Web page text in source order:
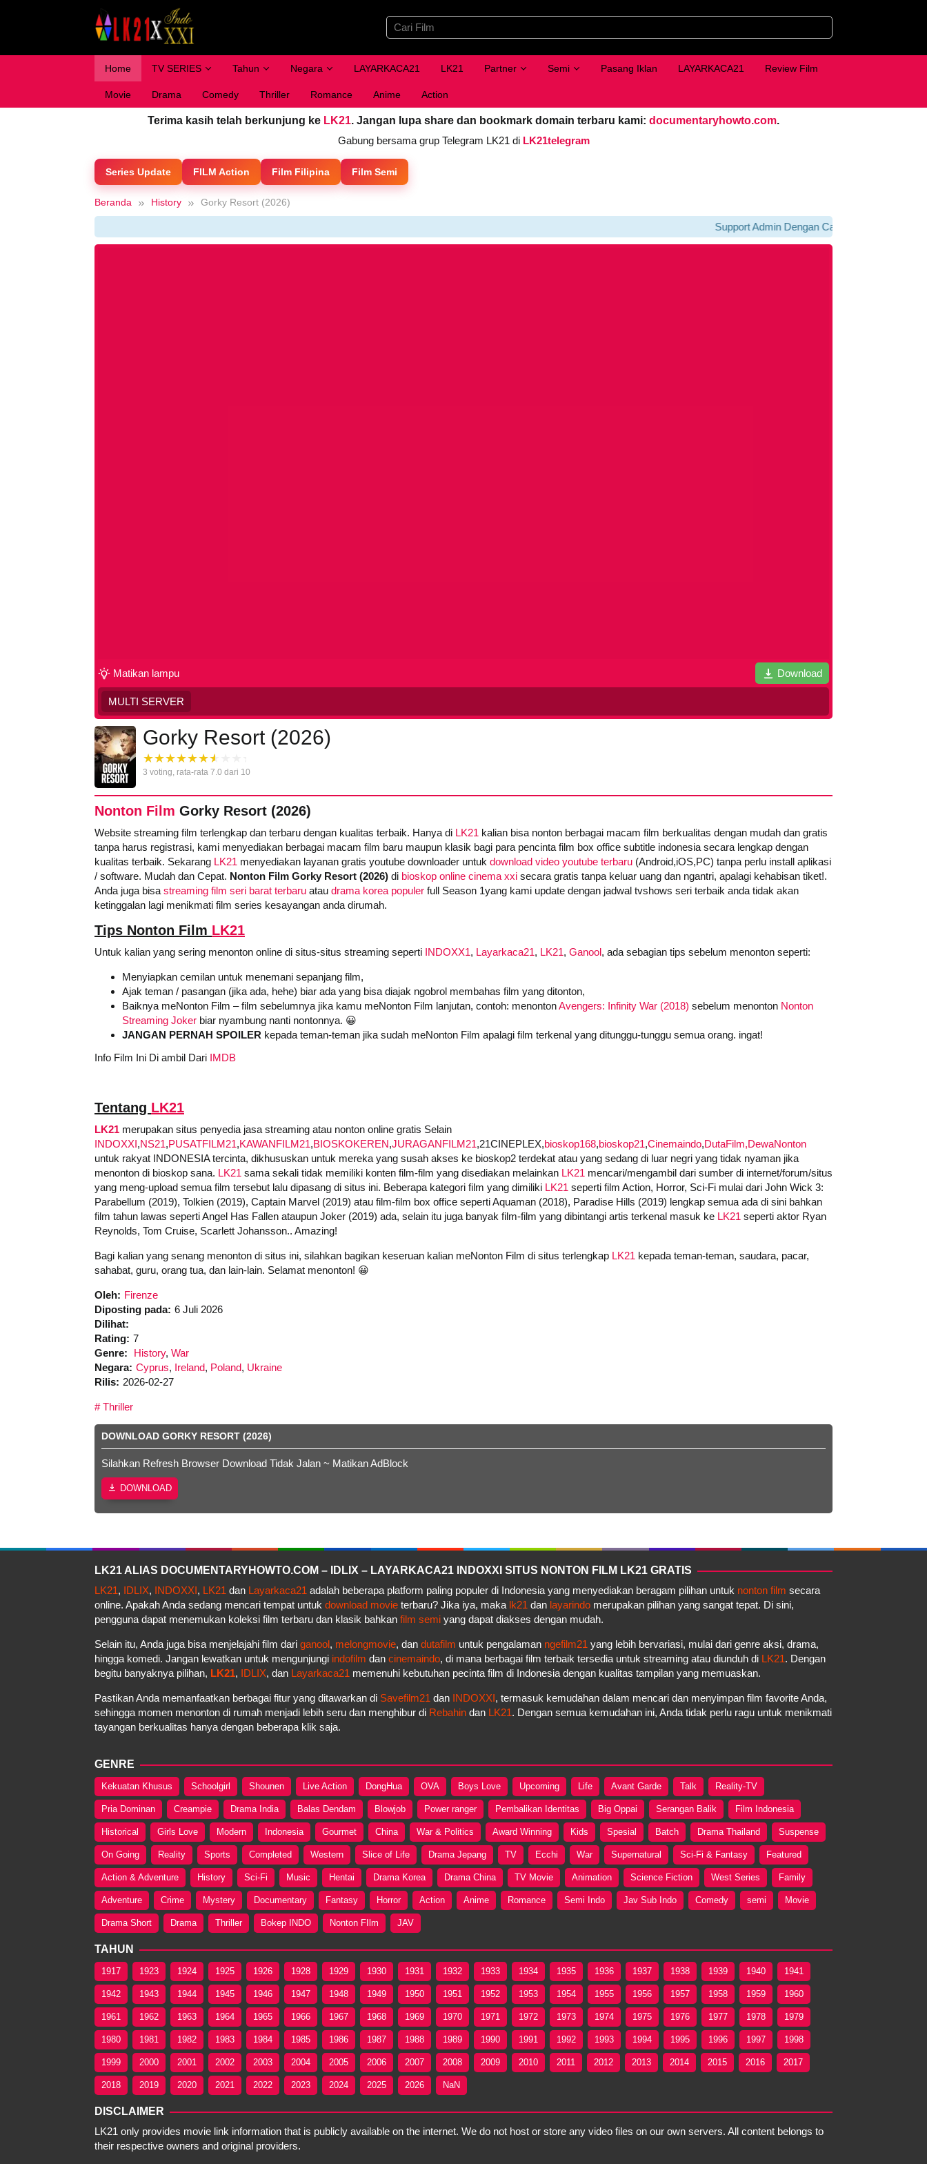
Home TV SERIES Tahun Negara LAYARKACA21 LK21 Partner Semi Pasang Iklan LAYARKACA21 Review Film
Movie Drama Comedy Thriller Romance Anime Action
Terima kasih telah berkunjung ke LK21. Jangan lupa share dan bookmark domain terbaru kami: documentaryhowto.com.
Gabung bersama grup Telegram LK21 di LK21telegram
Series Update FILM Action Film Filipina Film Semi
Beranda History Gorky Resort (2026)
Support Admin Dengan Cara Klik iklan Di bawah
Matikan lampu Download
MULTI SERVER
Gorky Resort (2026)
3 voting, rata-rata 7.0 dari 10
Nonton Film Gorky Resort (2026)
Website streaming film terlengkap dan terbaru dengan kualitas terbaik. Hanya di LK21 kalian bisa nonton berbagai macam film berkualitas dengan mudah dan gratis
tanpa harus registrasi, kami menyediakan berbagai macam film baru maupun klasik bagi para pencinta film box office subtitle indonesia secara lengkap dengan
kualitas terbaik. Sekarang LK21 menyediakan layanan gratis youtube downloader untuk download video youtube terbaru (Android,iOS,PC) tanpa perlu install aplikasi
/ software. Mudah dan Cepat. Nonton Film Gorky Resort (2026) di bioskop online cinema xxi secara gratis tanpa keluar uang dan ngantri, apalagi kehabisan tiket!.
Anda juga bisa streaming film seri barat terbaru atau drama korea populer full Season 1yang kami update dengan jadwal tvshows seri terbaik anda tidak akan
ketinggalan lagi menikmati film series kesayangan anda dirumah.
Tips Nonton Film LK21
Untuk kalian yang sering menonton online di situs-situs streaming seperti INDOXX1, Layarkaca21, LK21, Ganool, ada sebagian tips sebelum menonton seperti:
Menyiapkan cemilan untuk menemani sepanjang film,
Ajak teman / pasangan (jika ada, hehe) biar ada yang bisa diajak ngobrol membahas film yang ditonton,
Baiknya meNonton Film – film sebelumnya jika kamu meNonton Film lanjutan, contoh: menontonAvengers: Infinity War (2018) sebelum menonton Nonton
Streaming Joker biar nyambung nanti nontonnya. 😀
JANGAN PERNAH SPOILER kepada teman-teman jika sudah meNonton Film apalagi film terkenal yang ditunggu-tunggu semua orang. ingat!
Info Film Ini Di ambil Dari IMDB
Tentang LK21
LK21 merupakan situs penyedia jasa streaming atau nonton online gratis Selain
INDOXXI,NS21,PUSATFILM21,KAWANFILM21,BIOSKOKEREN,JURAGANFILM21,21CINEPLEX,bioskop168,bioskop21,Cinemaindo,DutaFilm,DewaNonton
untuk rakyat INDONESIA tercinta, dikhususkan untuk mereka yang susah akses ke bioskop2 terdekat atau yang sedang di luar negri yang tidak nyaman jika
menonton di bioskop sana. LK21 sama sekali tidak memiliki konten film-film yang disediakan melainkan LK21 mencari/mengambil dari sumber di internet/forum/situs
yang meng-upload semua film tersebut lalu dipasang di situs ini. Beberapa kategori film yang dimiliki LK21 seperti film Action, Horror, Sci-Fi mulai dari John Wick 3:
Parabellum (2019), Tolkien (2019), Captain Marvel (2019) atau film-film box office seperti Aquaman (2018), Paradise Hills (2019) lengkap semua ada di sini bahkan
film tahun lawas seperti Angel Has Fallen ataupun Joker (2019) ada, selain itu juga banyak film-film yang dibintangi artis terkenal masuk ke LK21 seperti aktor Ryan
Reynolds, Tom Cruise, Scarlett Johansson.. Amazing!
Bagi kalian yang senang menonton di situs ini, silahkan bagikan keseruan kalian meNonton Film di situs terlengkap LK21 kepada teman-teman, saudara, pacar,
sahabat, guru, orang tua, dan lain-lain. Selamat menonton! 😀
Oleh: Firenze
Diposting pada: 6 Juli 2026
Dilihat:
Rating: 7
Genre:
History, War
Negara: Cyprus, Ireland, Poland, Ukraine
Rilis: 2026-02-27
Thriller
DOWNLOAD GORKY RESORT (2026)
Silahkan Refresh Browser Download Tidak Jalan ~ Matikan AdBlock
DOWNLOAD
LK21 ALIAS DOCUMENTARYHOWTO.COM – IDLIX – LAYARKACA21 INDOXXI SITUS NONTON FILM LK21 GRATIS
LK21, IDLIX, INDOXXI, LK21 dan Layarkaca21 adalah beberapa platform paling populer di Indonesia yang menyediakan beragam pilihan untuk nonton film secara
online. Apakah Anda sedang mencari tempat untuk download movie terbaru? Jika iya, maka lk21 dan layarindo merupakan pilihan yang sangat tepat. Di sini,
pengguna dapat menemukan koleksi film terbaru dan klasik bahkan film semi yang dapat diakses dengan mudah.
Selain itu, Anda juga bisa menjelajahi film dari ganool, melongmovie, dan dutafilm untuk pengalaman ngefilm21 yang lebih bervariasi, mulai dari genre aksi, drama,
hingga komedi. Jangan lewatkan untuk mengunjungi indofilm dan cinemaindo, di mana berbagai film terbaik tersedia untuk streaming atau diunduh di LK21. Dengan
begitu banyaknya pilihan, LK21, IDLIX, dan Layarkaca21 memenuhi kebutuhan pecinta film di Indonesia dengan kualitas tampilan yang memuaskan.
Pastikan Anda memanfaatkan berbagai fitur yang ditawarkan di Savefilm21 dan INDOXXI, termasuk kemudahan dalam mencari dan menyimpan film favorite Anda,
sehingga momen menonton di rumah menjadi lebih seru dan menghibur di Rebahin dan LK21. Dengan semua kemudahan ini, Anda tidak perlu ragu untuk menikmati
tayangan berkualitas hanya dengan beberapa klik saja.
GENRE
Kekuatan Khusus Schoolgirl Shounen Live Action DongHua OVA Boys Love Upcoming Life Avant Garde Talk Reality-TV
Pria Dominan Creampie Drama India Balas Dendam Blowjob Power ranger Pembalikan Identitas Big Oppai Serangan Balik Film Indonesia
Historical Girls Love Modern Indonesia Gourmet China War & Politics Award Winning Kids Spesial Batch Drama Thailand Suspense
On Going Reality Sports Completed Western Slice of Life Drama Jepang TV Ecchi War Supernatural Sci-Fi & Fantasy Featured
Action & Adventure History Sci-Fi Music Hentai Drama Korea Drama China TV Movie Animation Science Fiction West Series Family
Adventure Crime Mystery Documentary Fantasy Horror Action Anime Romance Semi Indo Jav Sub Indo Comedy semi Movie
Drama Short Drama Thriller Bokep INDO Nonton FIlm JAV
TAHUN
1917 1923 1924 1925 1926 1928 1929 1930 1931 1932 1933 1934 1935 1936 1937 1938 1939 1940 1941
1942 1943 1944 1945 1946 1947 1948 1949 1950 1951 1952 1953 1954 1955 1956 1957 1958 1959 1960
1961 1962 1963 1964 1965 1966 1967 1968 1969 1970 1971 1972 1973 1974 1975 1976 1977 1978 1979
1980 1981 1982 1983 1984 1985 1986 1987 1988 1989 1990 1991 1992 1993 1994 1995 1996 1997 1998
1999 2000 2001 2002 2003 2004 2005 2006 2007 2008 2009 2010 2011 2012 2013 2014 2015 2016 2017
2018 2019 2020 2021 2022 2023 2024 2025 2026 NaN
DISCLAIMER
LK21 only provides movie link information that is publicly available on the internet. We do not host or store any video files on our own servers. All content belongs to
their respective owners and original providers.